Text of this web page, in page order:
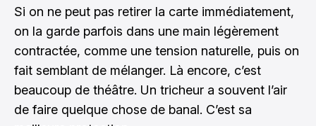
Si on ne peut pas retirer la carte immédiatement,
on la garde parfois dans une main légèrement
contractée, comme une tension naturelle, puis on
fait semblant de mélanger. Là encore, c’est
beaucoup de théâtre. Un tricheur a souvent l’air
de faire quelque chose de banal. C’est sa